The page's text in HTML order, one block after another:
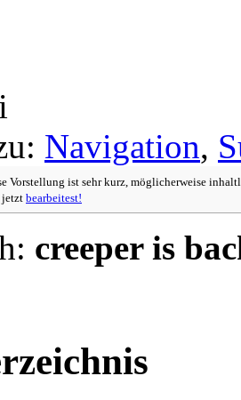
Navigation,
Vorstellung ist sehr kurz, möglicherweise
jetzt bearbeitest!
creeper is